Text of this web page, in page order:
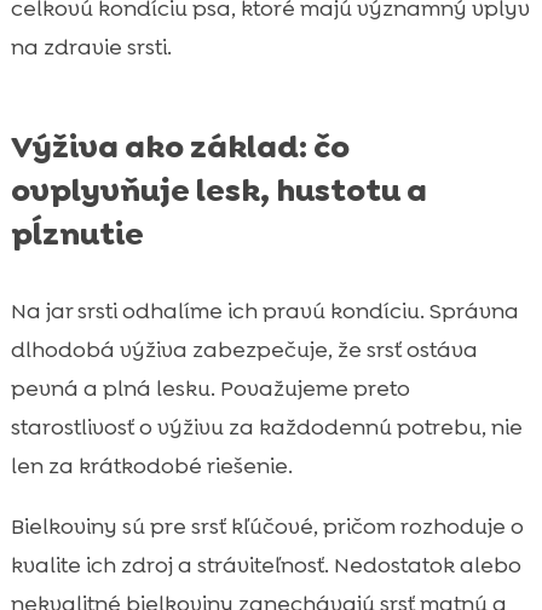
celkovú kondíciu psa, ktoré majú významný vplyv
na zdravie srsti.
Výživa ako základ: čo
ovplyvňuje lesk, hustotu a
pĺznutie
Na jar srsti odhalíme ich pravú kondíciu. Správna
dlhodobá výživa zabezpečuje, že srsť ostáva
pevná a plná lesku. Považujeme preto
starostlivosť o výživu za každodennú potrebu, nie
len za krátkodobé riešenie.
Bielkoviny sú pre srsť kľúčové, pričom rozhoduje o
kvalite ich zdroj a stráviteľnosť. Nedostatok alebo